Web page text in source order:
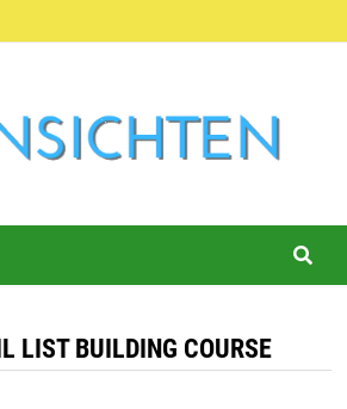
LIST BUILDING COURSE